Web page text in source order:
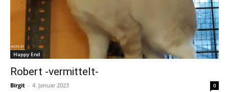
Happy End
Robert -vermittelt-
Birgit - 4. Januar 2023 0